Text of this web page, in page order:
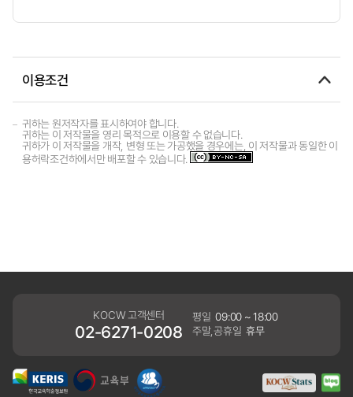
이용조건
귀하는 원저작자를 표시하여야 합니다.
귀하는 이 저작물을 영리 목적으로 이용할 수 없습니다.
귀하가 이 저작물을 개작, 변형 또는 가공했을 경우에는, 이 저작물과 동일한 이
용허락조건하에서만 배포할 수 있습니다.
KOCW 고객센터
02-6271-0208
평일 09:00 ~ 18:00
주말,공휴일 휴무